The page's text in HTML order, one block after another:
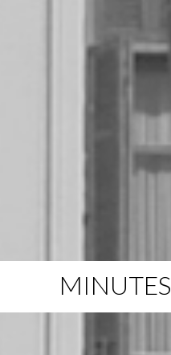
MINUTES